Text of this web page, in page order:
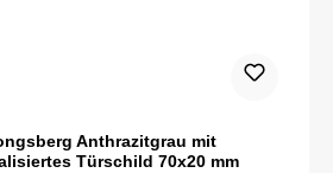
Anthrazitgrau mit
Türschild 70x20 mm